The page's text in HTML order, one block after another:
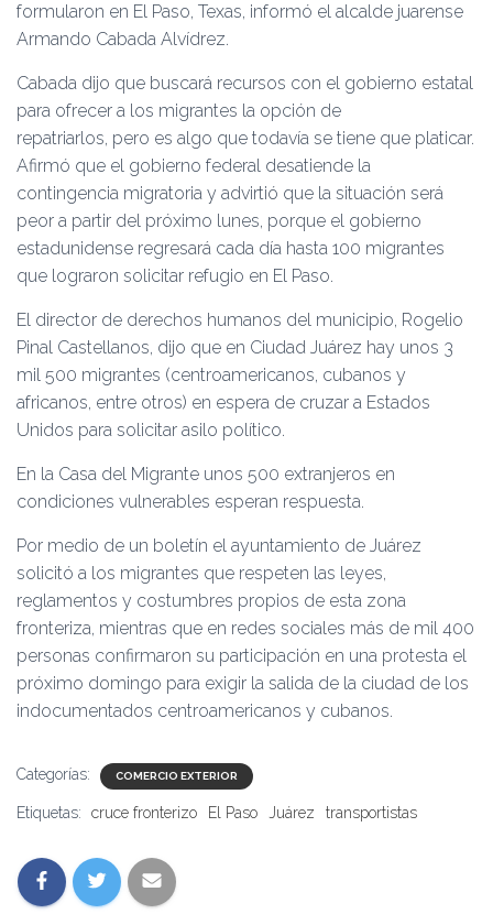
formularon en El Paso, Texas, informó el alcalde juarense
Armando Cabada Alvídrez.
Cabada dijo que buscará recursos con el gobierno estatal
para ofrecer a los migrantes la opción de
repatriarlos, pero es algo que todavía se tiene que platicar.
Afirmó que el gobierno federal desatiende la
contingencia migratoria y advirtió que la situación será
peor a partir del próximo lunes, porque el gobierno
estadunidense regresará cada día hasta 100 migrantes
que lograron solicitar refugio en El Paso.
El director de derechos humanos del municipio, Rogelio
Pinal Castellanos, dijo que en Ciudad Juárez hay unos 3
mil 500 migrantes (centroamericanos, cubanos y
africanos, entre otros) en espera de cruzar a Estados
Unidos para solicitar asilo político.
En la Casa del Migrante unos 500 extranjeros en
condiciones vulnerables esperan respuesta.
Por medio de un boletín el ayuntamiento de Juárez
solicitó a los migrantes que respeten las leyes,
reglamentos y costumbres propios de esta zona
fronteriza, mientras que en redes sociales más de mil 400
personas confirmaron su participación en una protesta el
próximo domingo para exigir la salida de la ciudad de los
indocumentados centroamericanos y cubanos.
Categorías: COMERCIO EXTERIOR
Etiquetas: cruce fronterizo El Paso Juárez transportistas